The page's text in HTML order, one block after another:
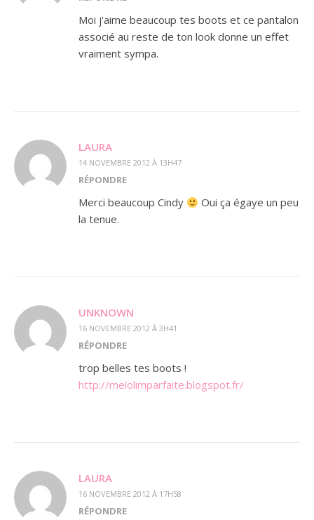
Moi j'aime beaucoup tes boots et ce pantalon
associé au reste de ton look donne un effet
vraiment sympa.
LAURA
14 NOVEMBRE 2012 À 13H47
RÉPONDRE
Merci beaucoup Cindy
Oui ça égaye un peu
la tenue.
UNKNOWN
16 NOVEMBRE 2012 À 3H41
RÉPONDRE
trop belles tes boots !
http://melolimparfaite.blogspot.fr/
LAURA
16 NOVEMBRE 2012 À 17H58
RÉPONDRE